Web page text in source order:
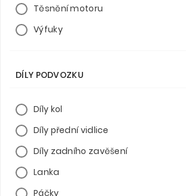
Těsnění motoru
Výfuky
DÍLY PODVOZKU
Díly kol
Díly přední vidlice
Díly zadního zavěšení
Lanka
Páčky